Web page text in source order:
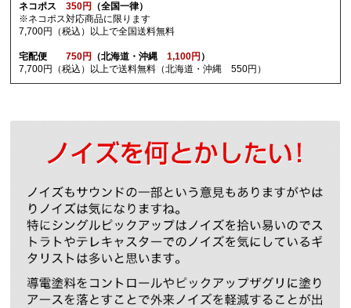
ネコポス350円
（全国一律）
※ネコポス対応商品に限ります
7,700円（税込）以上で全国送料無料
宅配便750円 （北海道・沖縄1,100円 ）
7,700円（税込）以上で送料無料（北海道・沖縄 550円）